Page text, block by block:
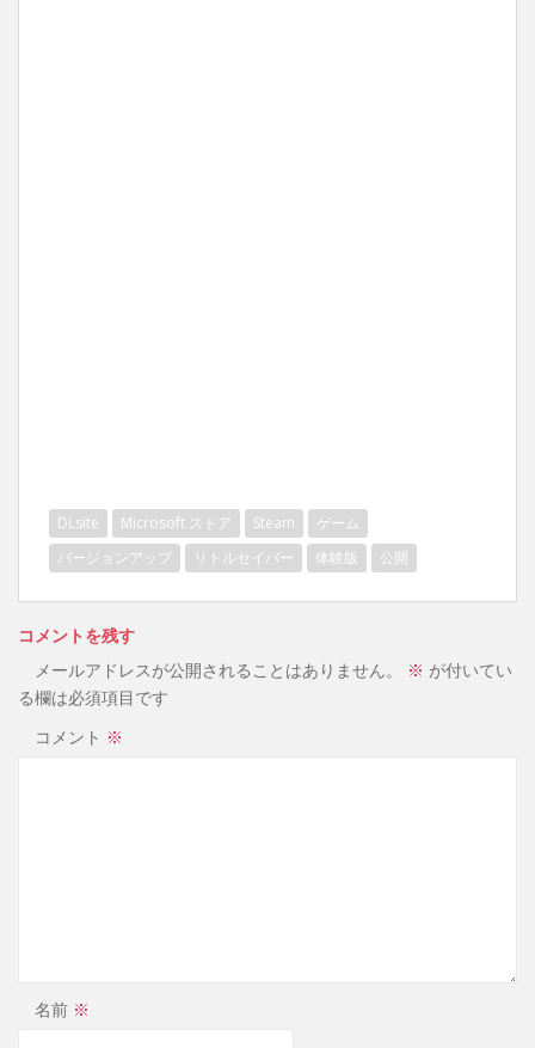
DLsite Microsoft ストア Steam
ゲーム
バージョンアップ
リトルセイバー 体験版 公開
コメントを残す
メールアドレスが公開されることはありません。
※ が付いてい
る欄は必須項目です
コメント ※
名前 ※